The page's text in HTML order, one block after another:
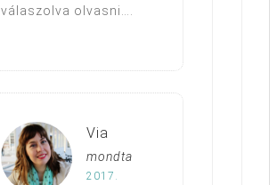
válaszolva olvasni….
Via
mondta
2017.